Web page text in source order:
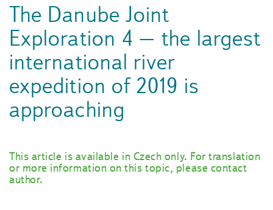
The Danube Joint
Exploration 4 – the largest
international river
expedition of 2019 is
approaching
This article is available in Czech only. For translation
or more information on this topic, please contact
author.